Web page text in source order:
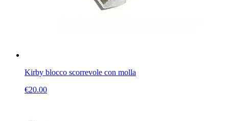
Kirby blocco scorrevole con molla
€20.00